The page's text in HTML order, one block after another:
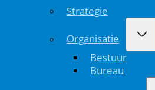
Strategie
Organisatie
Bestuur
Bureau